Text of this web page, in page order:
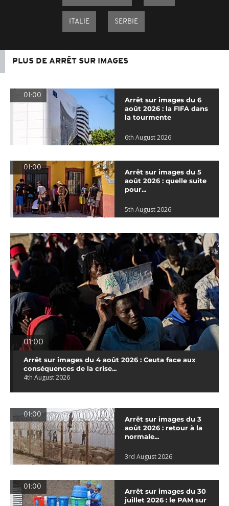
ITALIE SERBIE
PLUS DE ARRÊT SUR IMAGES
01:00
Arrêt sur images du 6
août 2026 : la FIFA dans
la tourmente
6th August 2026
01:00
Arrêt sur images du 5
août 2026 : quelle suite
pour...
5th August 2026
01:00
Arrêt sur images du 4 août 2026 : Ceuta face aux
conséquences de la crise...
4th August 2026
01:00
Arrêt sur images du 3
août 2026 : retour à la
normale...
3rd August 2026
01:00
Arrêt sur images du 30
juillet 2026 : le PAM sur